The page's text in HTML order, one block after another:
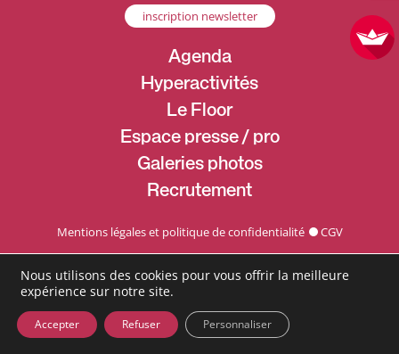
inscription newsletter
Agenda
Hyperactivités
Le Floor
Espace presse / pro
Galeries photos
Recrutement
Mentions légales et politique de confidentialité CGV
Nous utilisons des cookies pour vous offrir la meilleure
expérience sur notre site.
Accepter Refuser Personnaliser